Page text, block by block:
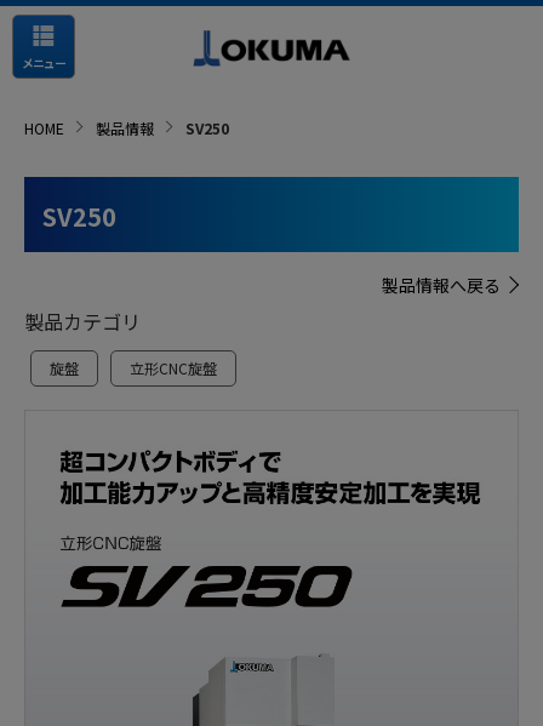
メニュー
HOME 製品情報 SV250
SV250
製品情報へ戻る
製品カテゴリ
旋盤 立形CNC旋盤